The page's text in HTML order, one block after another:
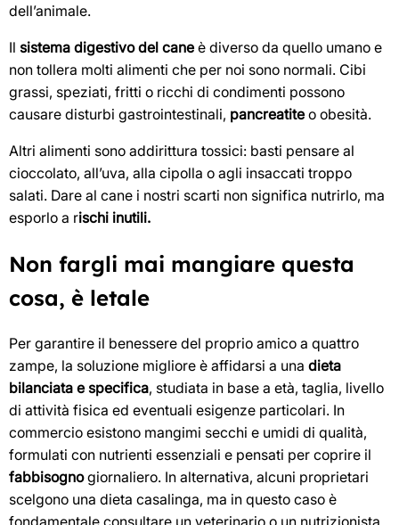
dell’animale.
Il sistema digestivo del cane è diverso da quello umano e
non tollera molti alimenti che per noi sono normali. Cibi
grassi, speziati, fritti o ricchi di condimenti possono
causare disturbi gastrointestinali, pancreatite o obesità.
Altri alimenti sono addirittura tossici: basti pensare al
cioccolato, all’uva, alla cipolla o agli insaccati troppo
salati. Dare al cane i nostri scarti non significa nutrirlo, ma
esporlo a rischi inutili.
Non fargli mai mangiare questa
cosa, è letale
Per garantire il benessere del proprio amico a quattro
zampe, la soluzione migliore è affidarsi a una dieta
bilanciata e specifica, studiata in base a età, taglia, livello
di attività fisica ed eventuali esigenze particolari. In
commercio esistono mangimi secchi e umidi di qualità,
formulati con nutrienti essenziali e pensati per coprire il
fabbisognogiornaliero. In alternativa, alcuni proprietari
scelgono una dieta casalinga, ma in questo caso è
fondamentale consultare un veterinario o un nutrizionista